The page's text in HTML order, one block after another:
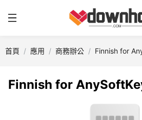
首頁 應用 商務辦公 Finnish for
Finnish for